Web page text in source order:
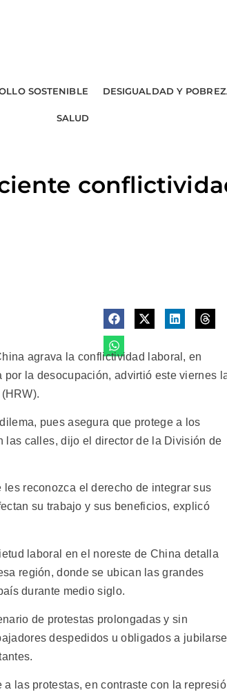
SOSTENIBLE DESIGUALDAD Y
SALUD
agrava la conflictividad laboral, en
la desocupación, advirtió este viernes
pues asegura que protege a los
calles, dijo el director de la División de
reconozca el derecho de integrar sus
su trabajo y sus beneficios, explicó
laboral en el noreste de China detalla
región, donde se ubican las grandes
durante medio siglo.
de protestas prolongadas y sin
despedidos u obligados a
las protestas, en contraste con la